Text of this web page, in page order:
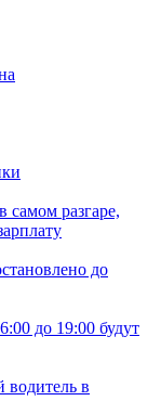
самом разгаре,
до
до 19:00 будут
в